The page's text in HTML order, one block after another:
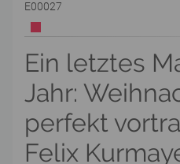
E00027
Ein letztes
Jahr:
perfekt
Felix